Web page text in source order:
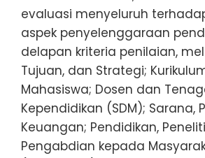
evaluasi menyeluruh
aspek penyelenggaraan
delapan kriteria penilaian,
Tujuan, dan Strategi;
Mahasiswa; Dosen dan
Kependidikan (SDM); Sarana,
Keuangan; Pendidikan,
Pengabdian kepada